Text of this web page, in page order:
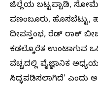
ಜಿಲ್ಲೆಯ ಬಟ್ಟಪ್ಪಾಡಿ,
ಪಣಂಬೂರು, ಹೊಸಬೆಟ್ಟು,
ದೀಪಸ್ತಂಭ, ರೆಡ್‌ ರಾಕ್
ಕಡಲ್ಕೊರೆತ ಉಂಟಾಗುವ
ವೆಚ್ಚದಲ್ಲಿ ವೈಜ್ಞಾನಿಕ
ಸಿದ್ಧಪಡಿಸಲಾಗಿದೆ' ಎಂದು